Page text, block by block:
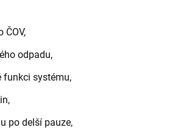
ČOV,
odpadu,
funkci systému,
po delší pauze,